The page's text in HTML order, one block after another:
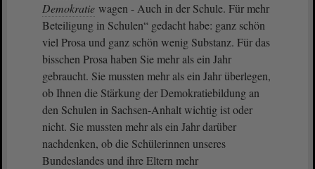
Demokratie wagen - Auch in der Schule. Für mehr
Beteiligung in Schulen“ gedacht habe: ganz schön
viel Prosa und ganz schön wenig Substanz. Für das
bisschen Prosa haben Sie mehr als ein Jahr
gebraucht. Sie mussten mehr als ein Jahr überlegen,
ob Ihnen die Stärkung der Demokratiebildung an
den Schulen in Sachsen-Anhalt wichtig ist oder
nicht. Sie mussten mehr als ein Jahr darüber
nachdenken, ob die Schülerinnen unseres
Bundeslandes und ihre Eltern mehr